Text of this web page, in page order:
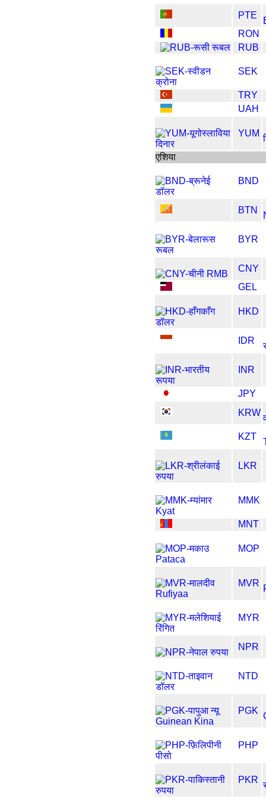
PTE
RON
RUB
SEK
TRY
UAH
YUM
एशिया
BND
BTN
BYR
CNY
GEL
HKD
IDR
INR
JPY
KRW
KZT
LKR
MMK
MNT
MOP
MVR
MYR
NPR
NTD
PGK
PHP
PKR